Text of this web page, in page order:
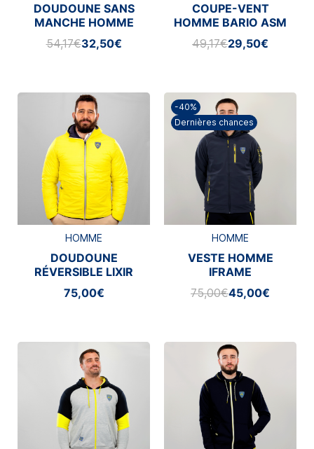
DOUDOUNE SANS
MANCHE HOMME
BLACKOUT
54,17€32,50€
COUPE-VENT
HOMME BARIO ASM
CLERMONT
49,17€29,50€
HOMME
DOUDOUNE
RÉVERSIBLE LIXIR
75,00€
-40%
Dernières chances
HOMME
VESTE HOMME
IFRAME
75,00€45,00€